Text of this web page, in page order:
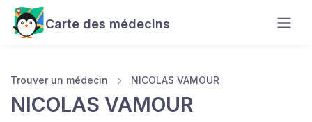
Carte des médecins
Trouver un médecin NICOLAS VAMOUR
NICOLAS VAMOUR